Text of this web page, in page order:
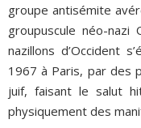
groupe antisémite
groupuscule néo-nazi
nazillons d’Occident
1967 à Paris, par des
juif, faisant le salut
physiquement des